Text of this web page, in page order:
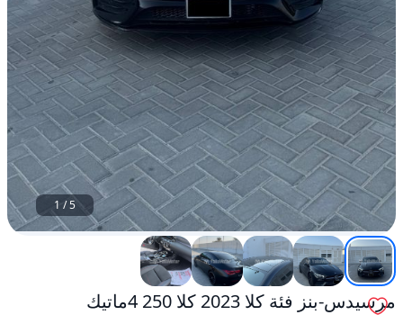
1/5
مرسيدس-بنز فئة كلا 2023 كلا 250 4ماتيك